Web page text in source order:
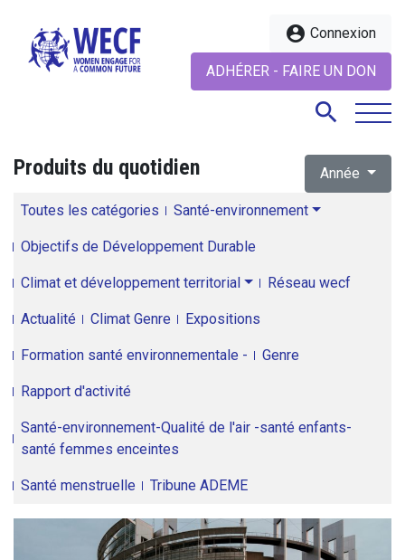
account_circle Connexion
ADHÉRER - FAIRE UN DON
search
Produits du quotidien Année
Toutes les catégories Santé-environnement
Objectifs de Développement Durable
Climat et développement territorial Réseau wecf
Actualité Climat Genre Expositions
Formation santé environnementale - Genre
Rapport d'activité
Santé-environnement-Qualité de l'air -santé enfants-
santé femmes enceintes
Santé menstruelle Tribune ADEME